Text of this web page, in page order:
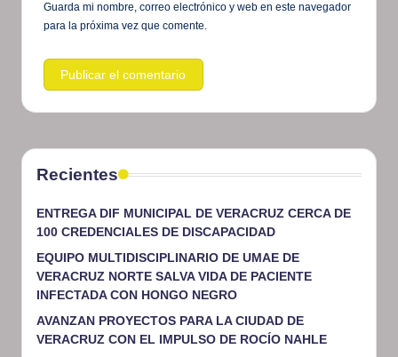
Guarda mi nombre, correo electrónico y web en este navegador
para la próxima vez que comente.
Recientes
ENTREGA DIF MUNICIPAL DE VERACRUZ CERCA DE
100 CREDENCIALES DE DISCAPACIDAD
EQUIPO MULTIDISCIPLINARIO DE UMAE DE
VERACRUZ NORTE SALVA VIDA DE PACIENTE
INFECTADA CON HONGO NEGRO
AVANZAN PROYECTOS PARA LA CIUDAD DE
VERACRUZ CON EL IMPULSO DE ROCÍO NAHLE